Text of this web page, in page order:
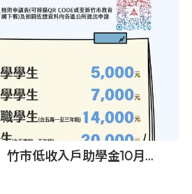
市低收入戶助學金10月起